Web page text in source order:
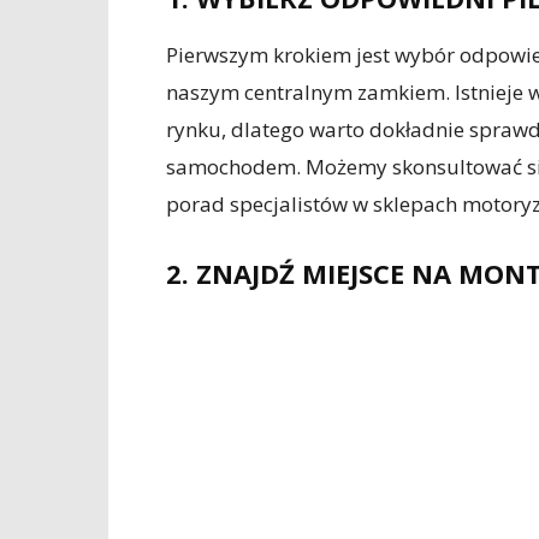
Pierwszym krokiem jest wybór
naszym centralnym zamkiem.
rynku, dlatego warto dokładnie
samochodem. Możemy skonsultować
porad specjalistów w sklepach
2. ZNAJDŹ MIEJSCE NA